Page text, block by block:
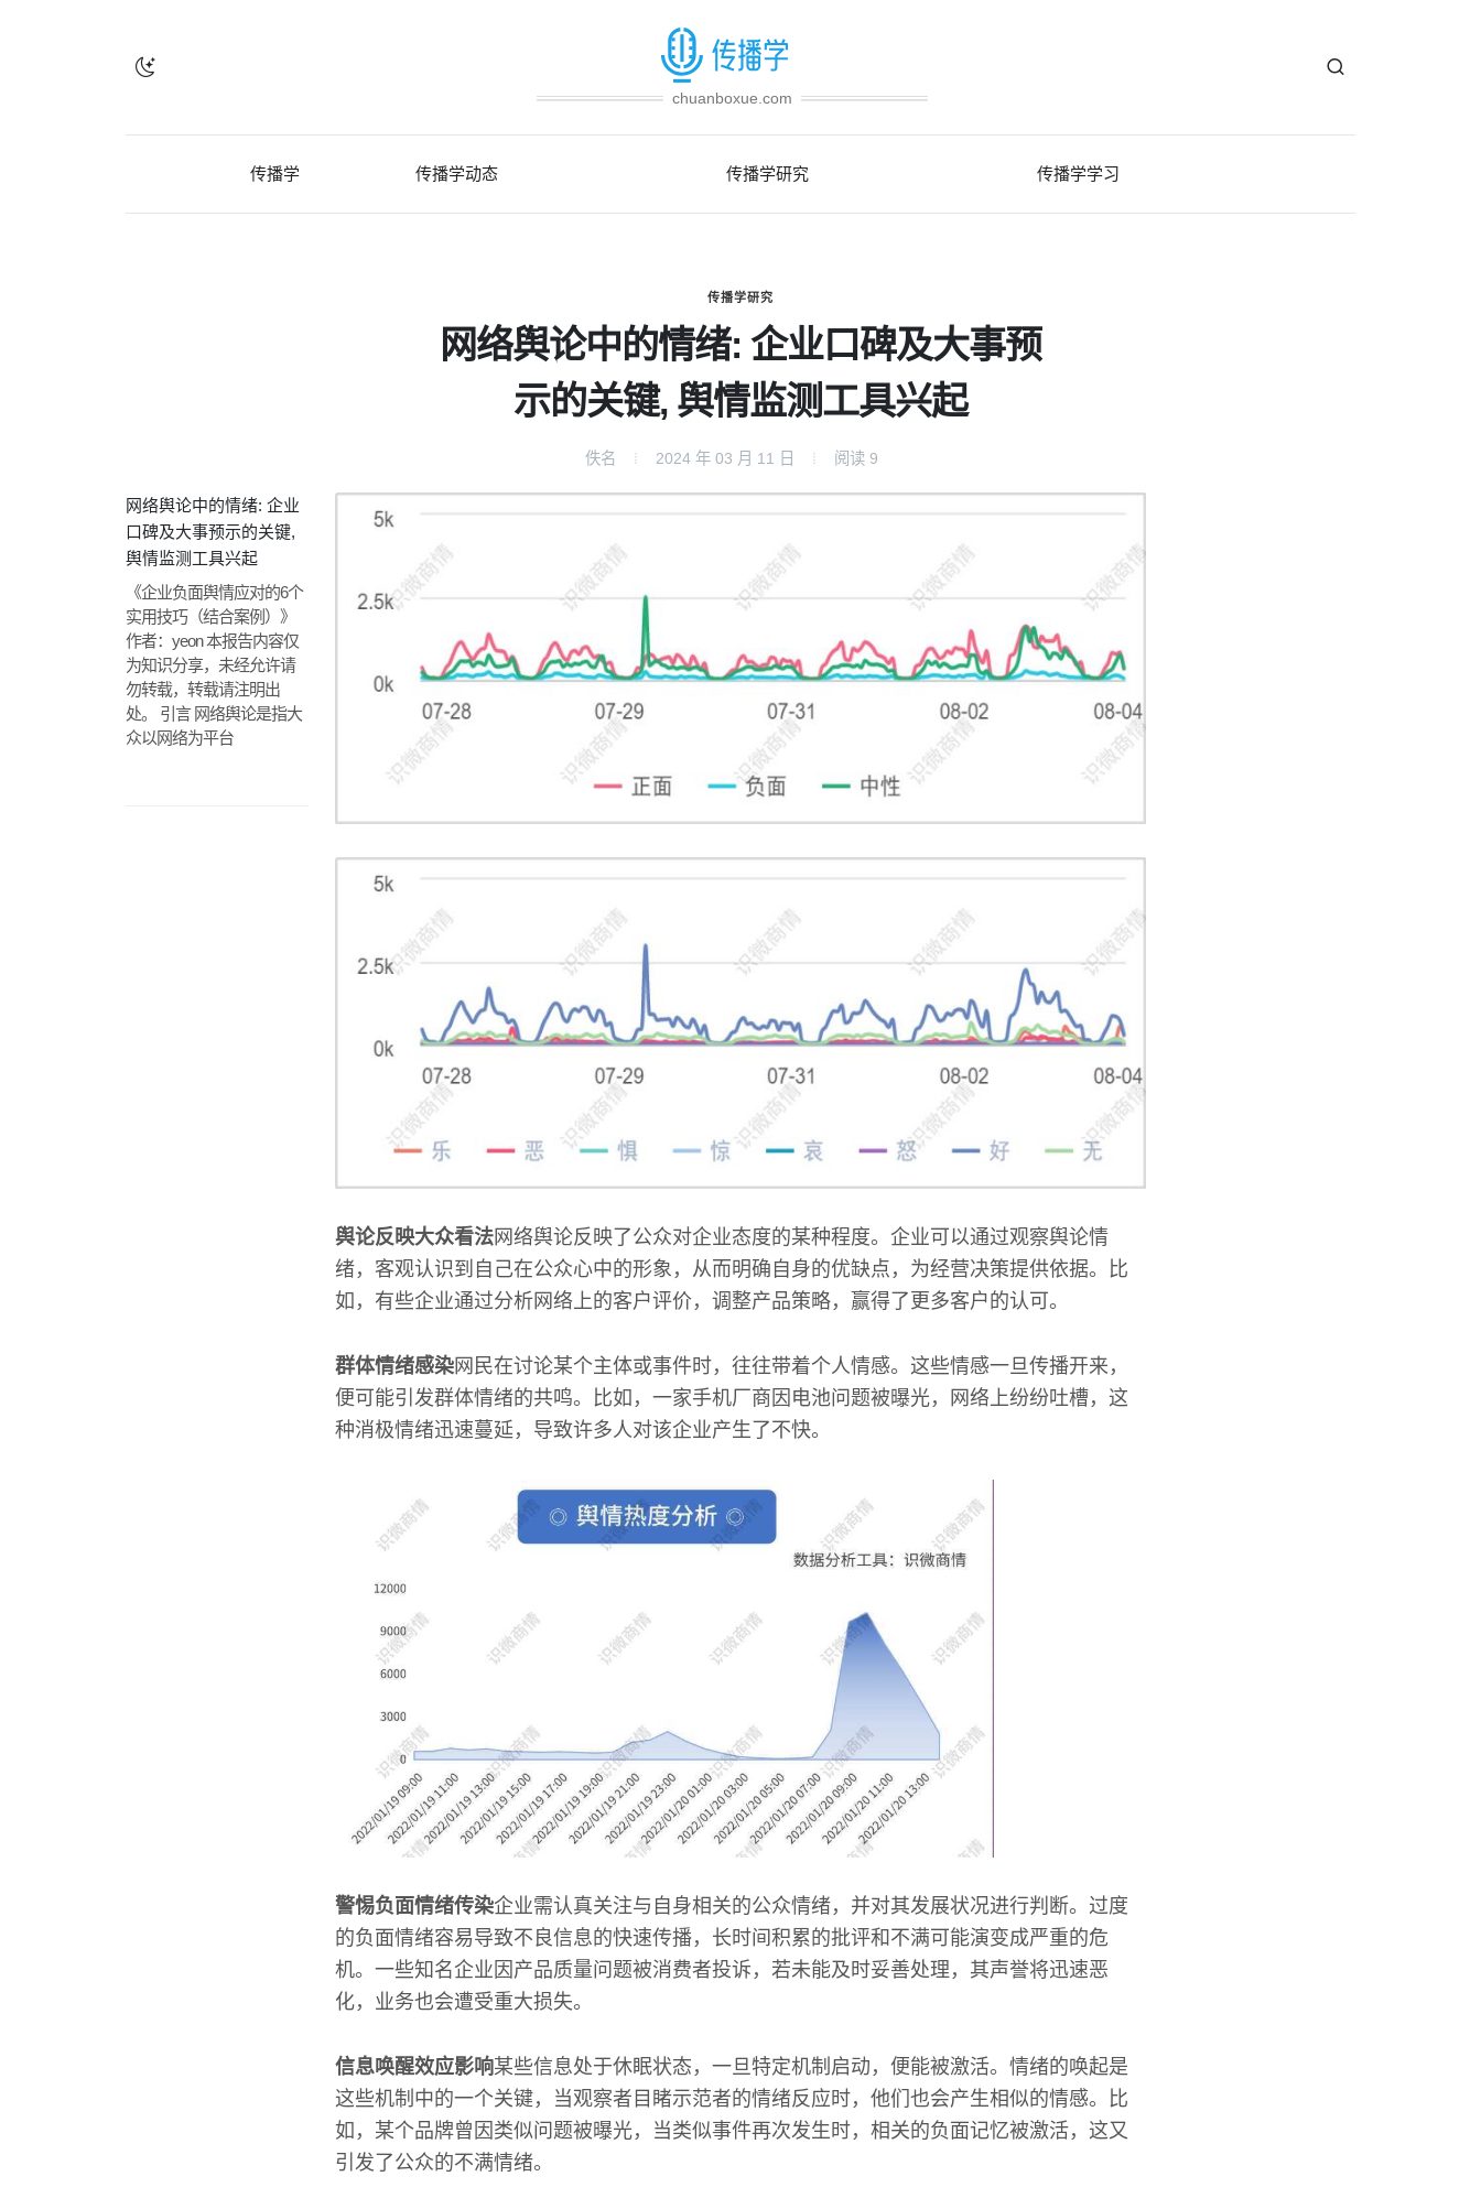
chuanboxue.com
传播学 传播学动态 传播学研究 传播学学习
传播学研究
网络舆论中的情绪: 企业口碑及大事预
示的关键, 舆情监测工具兴起
佚名 2024 年 03 月 11 日 阅读 9
网络舆论中的情绪: 企业
口碑及大事预示的关键,
舆情监测工具兴起
《企业负面舆情应对的6个
实用技巧（结合案例）》
作者：yeon 本报告内容仅
为知识分享，未经允许请
勿转载，转载请注明出
处。 引言 网络舆论是指大
众以网络为平台
舆论反映大众看法网络舆论反映了公众对企业态度的某种程度。企业可以通过观察舆论情
绪，客观认识到自己在公众心中的形象，从而明确自身的优缺点，为经营决策提供依据。比
如，有些企业通过分析网络上的客户评价，调整产品策略，赢得了更多客户的认可。
群体情绪感染网民在讨论某个主体或事件时，往往带着个人情感。这些情感一旦传播开来，
便可能引发群体情绪的共鸣。比如，一家手机厂商因电池问题被曝光，网络上纷纷吐槽，这
种消极情绪迅速蔓延，导致许多人对该企业产生了不快。
警惕负面情绪传染企业需认真关注与自身相关的公众情绪，并对其发展状况进行判断。过度
的负面情绪容易导致不良信息的快速传播，长时间积累的批评和不满可能演变成严重的危
机。一些知名企业因产品质量问题被消费者投诉，若未能及时妥善处理，其声誉将迅速恶
化，业务也会遭受重大损失。
信息唤醒效应影响某些信息处于休眠状态，一旦特定机制启动，便能被激活。情绪的唤起是
这些机制中的一个关键，当观察者目睹示范者的情绪反应时，他们也会产生相似的情感。比
如，某个品牌曾因类似问题被曝光，当类似事件再次发生时，相关的负面记忆被激活，这又
引发了公众的不满情绪。